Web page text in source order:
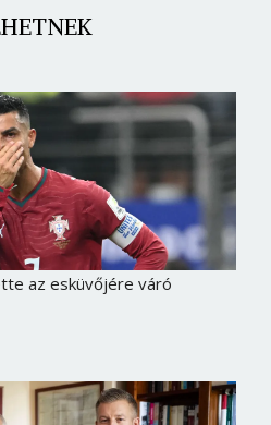
az esküvőjére váró